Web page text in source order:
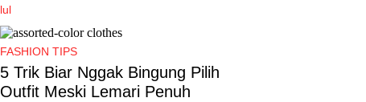
lul
FASHION TIPS
5 Trik Biar Nggak Bingung Pilih
Outfit Meski Lemari Penuh